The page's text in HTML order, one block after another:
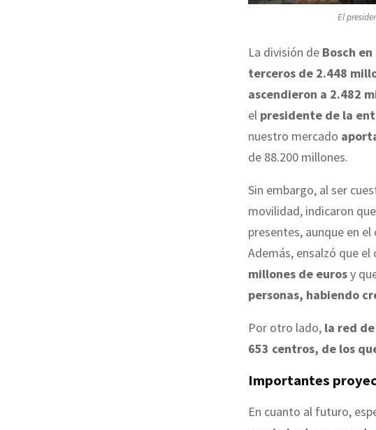
El
La división de Bosch
terceros de 2.448
ascendieron a 2.482
el presidente de la
nuestro mercado
de 88.200 millones.
Sin embargo, al ser
movilidad, indicaron
presentes, aunque en
Además, ensalzó que
millones de eurosy
personas, habiendo
Por otro lado, la red
653 centros, de los
Importantes
En cuanto al futuro,